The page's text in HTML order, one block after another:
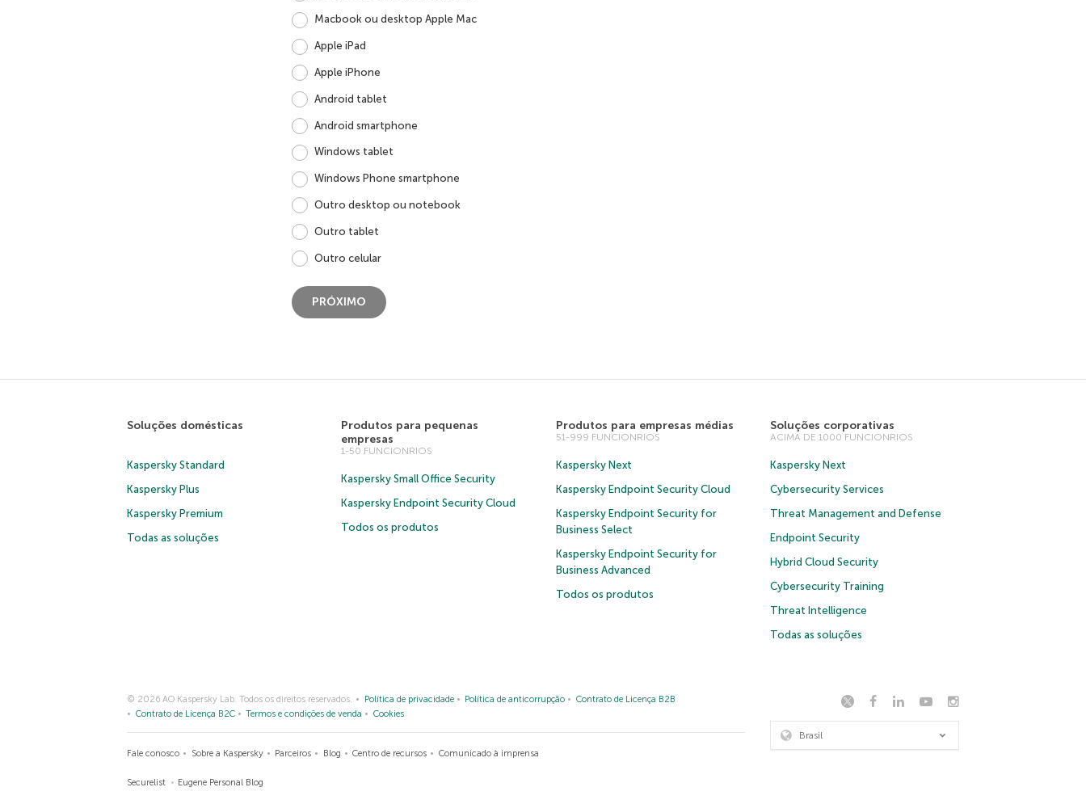
Macbook ou desktop Apple Mac
Apple iPad
Apple iPhone
Android tablet
Android smartphone
Windows tablet
Windows Phone smartphone
Outro desktop ou notebook
Outro tablet
Outro celular
Soluções domésticas
Kaspersky Standard
Kaspersky Plus
Kaspersky Premium
Todas as soluções
Produtos para pequenas
empresas
1-50 FUNCIONRIOS
Kaspersky Small Office Security
Kaspersky Endpoint Security Cloud
Todos os produtos
Produtos para empresas médias
51-999 FUNCIONRIOS
Kaspersky Next
Kaspersky Endpoint Security Cloud
Kaspersky Endpoint Security for
Business Select
Kaspersky Endpoint Security for
Business Advanced
Todos os produtos
Soluções corporativas
ACIMA DE 1000 FUNCIONRIOS
Kaspersky Next
Cybersecurity Services
Threat Management and Defense
Endpoint Security
Hybrid Cloud Security
Cybersecurity Training
Threat Intelligence
Todas as soluções
© 2026 AO Kaspersky Lab. Todos os direitos reservados. Política de privacidade Política de anticorrupção
Contrato de Licença B2B
Contrato de Licença B2C
Termos e condições de venda Cookies
Fale conosco Sobre a Kaspersky Parceiros Blog Centro de recursos Comunicado à imprensa
Securelist Eugene Personal Blog
Brasil